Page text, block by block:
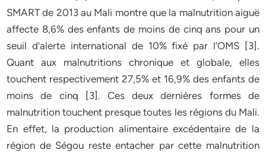
SMART de 2013 au Mali montre que la malnutrition aiguë
affecte 8,6% des enfants de moins de cinq ans pour un
seuil d’alerte international de 10% fixé par l’OMS [3].
Quant aux malnutritions chronique et globale, elles
touchent respectivement 27,5% et 16,9% des enfants de
moins de cinq [3]. Ces deux dernières formes de
malnutrition touchent presque toutes les régions du Mali.
En effet, la production alimentaire excédentaire de la
région de Ségou reste entacher par cette malnutrition